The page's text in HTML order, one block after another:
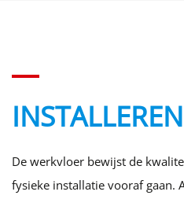
INSTALLEREN
De werkvloer bewijst de
fysieke installatie vooraf gaan.